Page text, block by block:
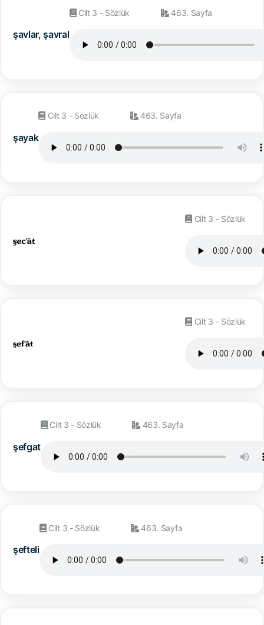
şavlar, şavral
Cilt 3 - Sözlük 463. Sayfa
şayak
Cilt 3 - Sözlük 463. Sayfa
Cilt 3 - Sözlük
Cilt 3 - Sözlük
şefgat
Cilt 3 - Sözlük 463. Sayfa
şefteli
Cilt 3 - Sözlük 463. Sayfa